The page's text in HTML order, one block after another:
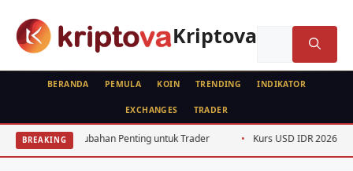
Kriptova
BERANDA PEMULA KOIN TRENDING INDIKATOR
EXCHANGES TRADER
BREAKING
Perubahan Penting untuk Trader Kurs USD IDR 2026: 5 Faktor
PROFILE
Daniel Larimer